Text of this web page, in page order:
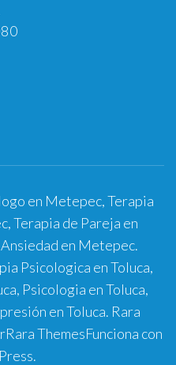
en Metepec, Terapia
Terapia de Pareja en
en Metepec.
Psicologica en Toluca,
Psicologia en Toluca,
en Toluca. Rara
Rara ThemesFunciona con
.